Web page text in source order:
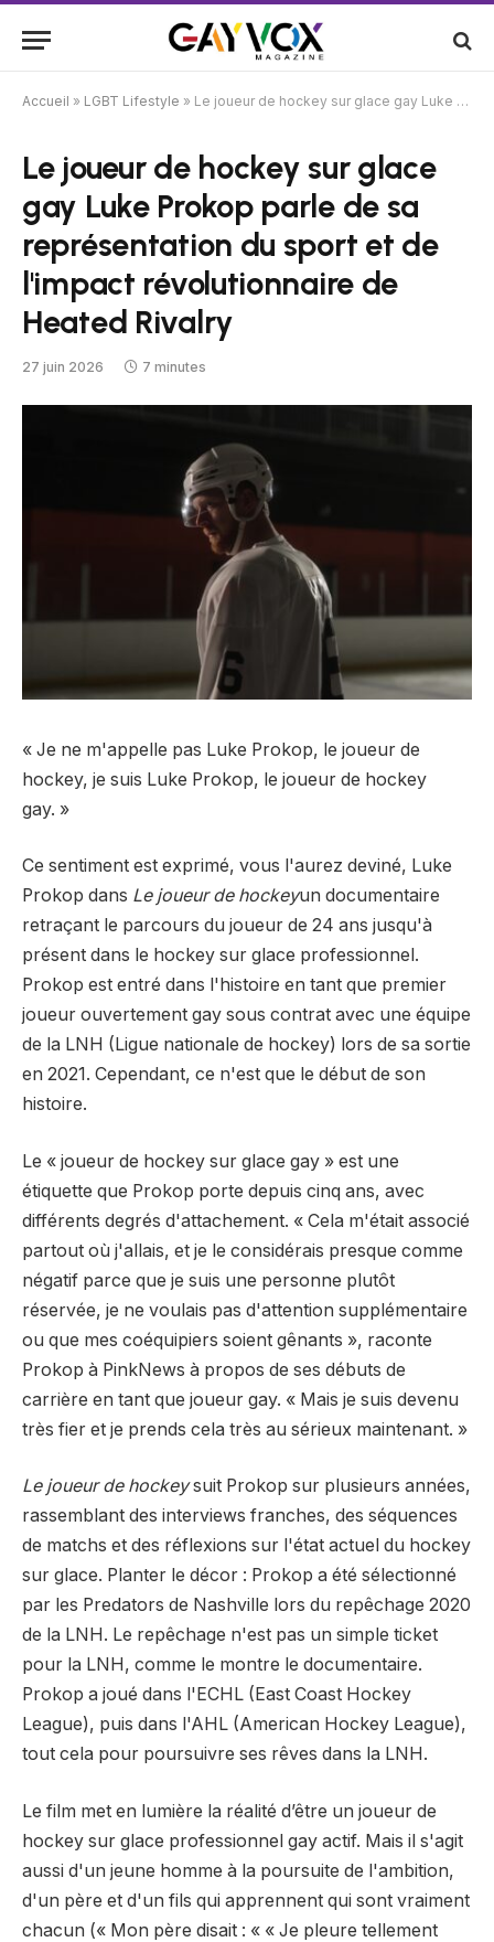
Accueil » LGBT Lifestyle » Le joueur de hockey sur glace gay Luke Prokop parle de sa représentation du sport et de l'impact révolutionnaire de Heated Rivalry
Le joueur de hockey sur glace
gay Luke Prokop parle de sa
représentation du sport et de
l'impact révolutionnaire de
Heated Rivalry
27 juin 2026 7 minutes
« Je ne m'appelle pas Luke Prokop, le joueur de
hockey, je suis Luke Prokop, le joueur de hockey
gay. »
Ce sentiment est exprimé, vous l'aurez deviné, Luke
Prokop dans Le joueur de hockeyun documentaire
retraçant le parcours du joueur de 24 ans jusqu'à
présent dans le hockey sur glace professionnel.
Prokop est entré dans l'histoire en tant que premier
joueur ouvertement gay sous contrat avec une équipe
de la LNH (Ligue nationale de hockey) lors de sa sortie
en 2021. Cependant, ce n'est que le début de son
histoire.
Le « joueur de hockey sur glace gay » est une
étiquette que Prokop porte depuis cinq ans, avec
différents degrés d'attachement. « Cela m'était associé
partout où j'allais, et je le considérais presque comme
négatif parce que je suis une personne plutôt
réservée, je ne voulais pas d'attention supplémentaire
ou que mes coéquipiers soient gênants », raconte
Prokop à PinkNews à propos de ses débuts de
carrière en tant que joueur gay. « Mais je suis devenu
très fier et je prends cela très au sérieux maintenant. »
Le joueur de hockeysuit Prokop sur plusieurs années,
rassemblant des interviews franches, des séquences
de matchs et des réflexions sur l'état actuel du hockey
sur glace. Planter le décor : Prokop a été sélectionné
par les Predators de Nashville lors du repêchage 2020
de la LNH. Le repêchage n'est pas un simple ticket
pour la LNH, comme le montre le documentaire.
Prokop a joué dans l'ECHL (East Coast Hockey
League), puis dans l'AHL (American Hockey League),
tout cela pour poursuivre ses rêves dans la LNH.
Le film met en lumière la réalité d’être un joueur de
hockey sur glace professionnel gay actif. Mais il s'agit
aussi d'un jeune homme à la poursuite de l'ambition,
d'un père et d'un fils qui apprennent qui sont vraiment
chacun (« Mon père disait : « « Je pleure tellement